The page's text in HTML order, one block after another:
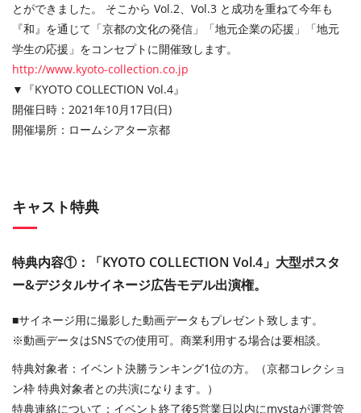
とができました。 そこから Vol.2、Vol.3 と成功を重ねて今年も
『和』を通じて「京都の文化の発信」「地元企業の応援」「地元
学生の応援」をコンセプトに開催致します。
http://www.kyoto-collection.co.jp
▼『KYOTO COLLECTION Vol.4』
開催日時：2021年10月17日(日)
開催場所：ロームシアター京都
キャスト特典
特典内容①：「KYOTO COLLECTION Vol.4」大型ポスタ
ー&デジタルサイネージ広告モデル出演権。
■サイネージ用に撮影した動画データもプレゼント致します。
※動画データはSNSでの使用可。商業利用する場合は要相談。
特典対象者：イベント決勝ランキング1位の方。（京都コレクショ
ン枠 特典対象者との共演になります。）
特典連絡について：イベント終了後5営業日以内にmystaが運営管